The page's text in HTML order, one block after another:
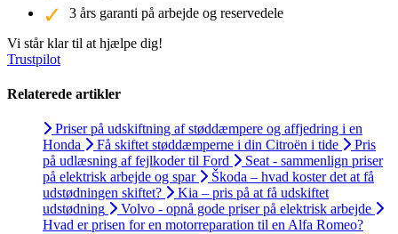
3 års garanti på arbejde og reservedele
Vi står klar til at hjælpe dig!
Trustpilot
Relaterede artikler
Priser på udskiftning af støddæmpere og affjedring i en
Honda
Få skiftet støddæmperne i din Citroën i tide
Pris
på udlæsning af fejlkoder til Ford
Seat - sammenlign priser
på elektrisk arbejde og spar
Škoda – hvad koster det at få
udstødningen skiftet?
Kia – pris på at få udskiftet
udstødning
Volvo - opnå gode priser på elektrisk arbejde
Hvad er prisen for en motorreparation til en Alfa Romeo?